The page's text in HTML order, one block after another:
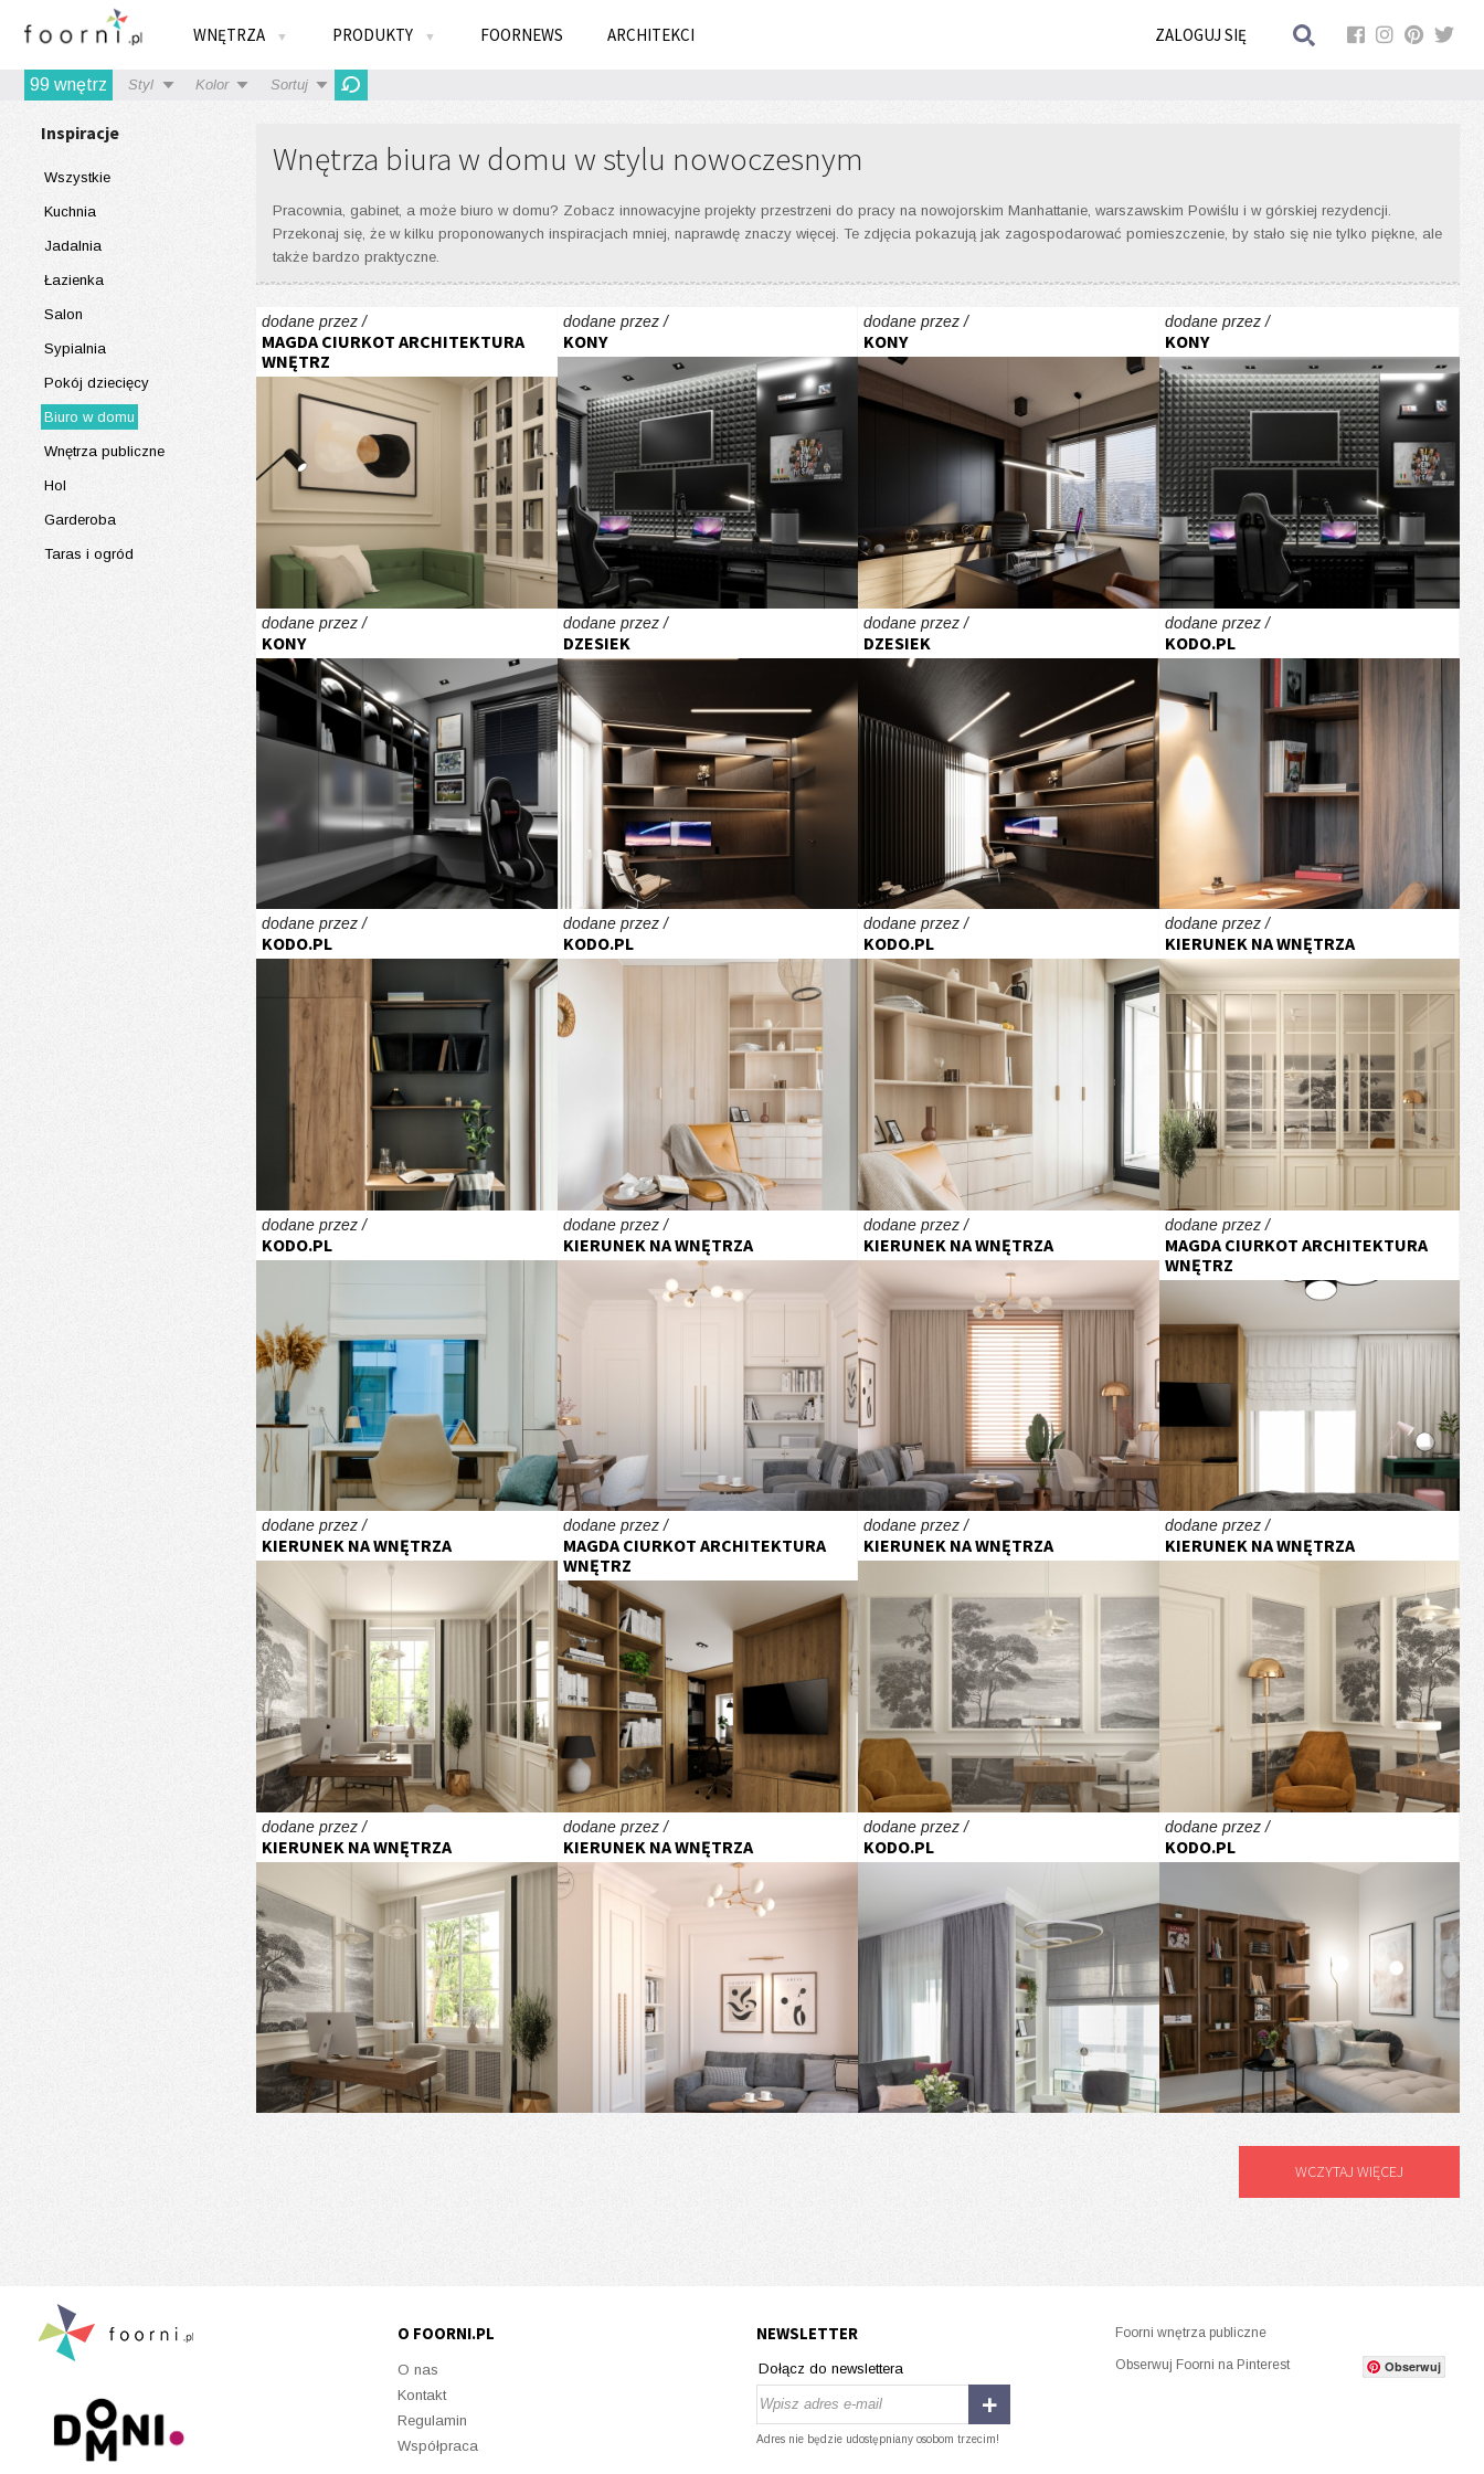
WNĘTRZA ▼ PRODUKTY ▼ FOORNEWS ARCHITEKCI ZALOGUJ SIĘ
99 wnętrz Styl Kolor Sortuj
Inspiracje
Wszystkie
Kuchnia
Jadalnia
Łazienka
Salon
Sypialnia
Pokój dziecięcy
Biuro w domu
Wnętrza publiczne
Hol
Garderoba
Taras i ogród
Wnętrza biura w domu w stylu nowoczesnym
Pracownia, gabinet, a może biuro w domu? Zobacz innowacyjne projekty przestrzeni do pracy na nowojorskim Manhattanie, warszawskim Powiślu i w górskiej rezydencji.
Przekonaj się, że w kilku proponowanych inspiracjach mniej, naprawdę znaczy więcej. Te zdjęcia pokazują jak zagospodarować pomieszczenie, by stało się nie tylko piękne, ale
także bardzo praktyczne.
dodane przez /
MAGDA CIURKOT ARCHITEKTURA
WNĘTRZ
dodane przez /
KONY
dodane przez /
KONY
dodane przez /
KONY
dodane przez /
KONY
dodane przez /
DZESIEK
dodane przez /
DZESIEK
dodane przez /
KODO.PL
dodane przez /
KODO.PL
dodane przez /
KODO.PL
dodane przez /
KODO.PL
dodane przez /
KIERUNEK NA WNĘTRZA
dodane przez /
KODO.PL
dodane przez /
KIERUNEK NA WNĘTRZA
dodane przez /
KIERUNEK NA WNĘTRZA
dodane przez /
MAGDA CIURKOT ARCHITEKTURA
WNĘTRZ
dodane przez /
KIERUNEK NA WNĘTRZA
dodane przez /
MAGDA CIURKOT ARCHITEKTURA
WNĘTRZ
dodane przez /
KIERUNEK NA WNĘTRZA
dodane przez /
KIERUNEK NA WNĘTRZA
dodane przez /
KIERUNEK NA WNĘTRZA
dodane przez /
KIERUNEK NA WNĘTRZA
dodane przez /
KODO.PL
dodane przez /
KODO.PL
WCZYTAJ WIĘCEJ
O FOORNI.PL
O nas
Kontakt
Regulamin
Współpraca
NEWSLETTER
Dołącz do newslettera
Adres nie będzie udostępniany osobom trzecim!
Foorni wnętrza publiczne
Obserwuj Foorni na Pinterest Obserwuj